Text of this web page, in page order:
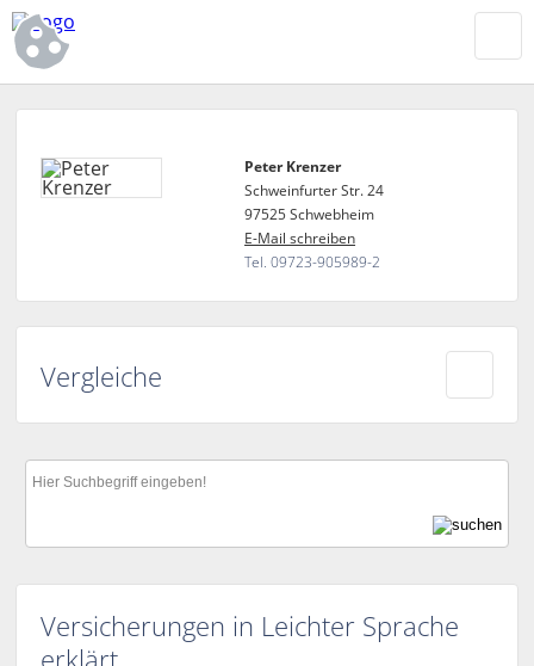
Peter Krenzer
Schweinfurter Str. 24
97525 Schwebheim
E-Mail schreiben
Tel. 09723-905989-2
Vergleiche
Versicherungen in Leichter Sprache
erklärt